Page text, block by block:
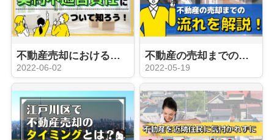
不動産売却における契約不適合責任について知ろう！売主の注意点は？
2022-06-02
不動産の売却までの流れを解説！
2022-05-19